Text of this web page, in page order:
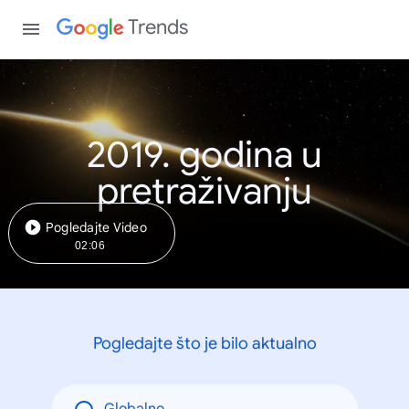
Trends
2019. godina u
pretraživanju
Pogledajte Video
02:06
Pogledajte što je bilo aktualno